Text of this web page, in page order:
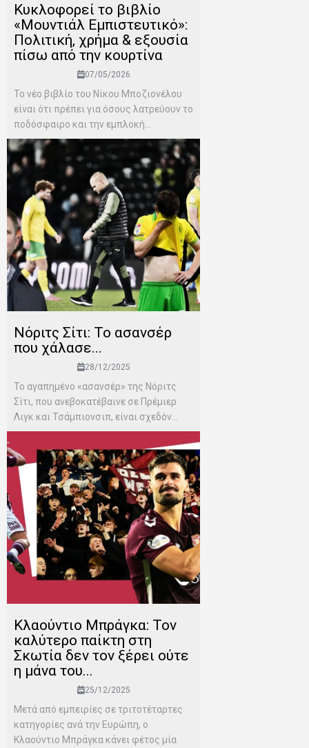
Κυκλοφορεί το βιβλίο
«Μουντιάλ Εμπιστευτικό»:
Πολιτική, χρήμα & εξουσία
πίσω από την κουρτίνα
07/05/2026
Το νέο βιβλίο του Νίκου Μποζιονέλου
είναι ότι πρέπει για όσους λατρεύουν το
ποδόσφαιρο και την εμπλοκή...
Νόριτς Σίτι: Το ασανσέρ
που χάλασε...
28/12/2025
Το αγαπημένο «ασανσέρ» της Νόριτς
Σίτι, που ανεβοκατέβαινε σε Πρέμιερ
Λιγκ και Τσάμπιονσιπ, είναι σχεδόν...
Κλαούντιο Μπράγκα: Τον
καλύτερο παίκτη στη
Σκωτία δεν τον ξέρει ούτε
η μάνα του...
25/12/2025
Μετά από εμπειρίες σε τριτοτέταρτες
κατηγορίες ανά την Ευρώπη, ο
Κλαούντιο Μπράγκα κάνει φέτος μία